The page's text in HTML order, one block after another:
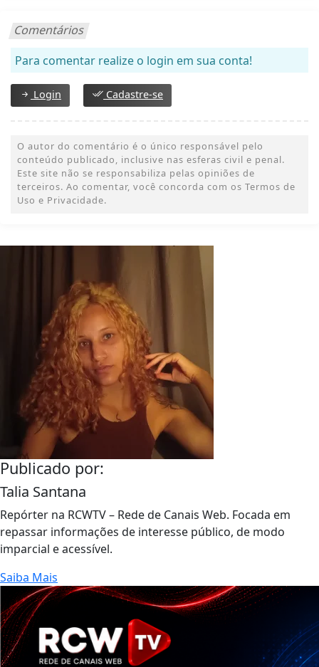
Comentários
Para comentar realize o login em sua conta!
Login Cadastre-se
O autor do comentário é o único responsável pelo
conteúdo publicado, inclusive nas esferas civil e penal.
Este site não se responsabiliza pelas opiniões de
terceiros. Ao comentar, você concorda com os Termos de
Uso e Privacidade.
Publicado por:
Talia Santana
Repórter na RCWTV – Rede de Canais Web. Focada em
repassar informações de interesse público, de modo
imparcial e acessível.
Saiba Mais